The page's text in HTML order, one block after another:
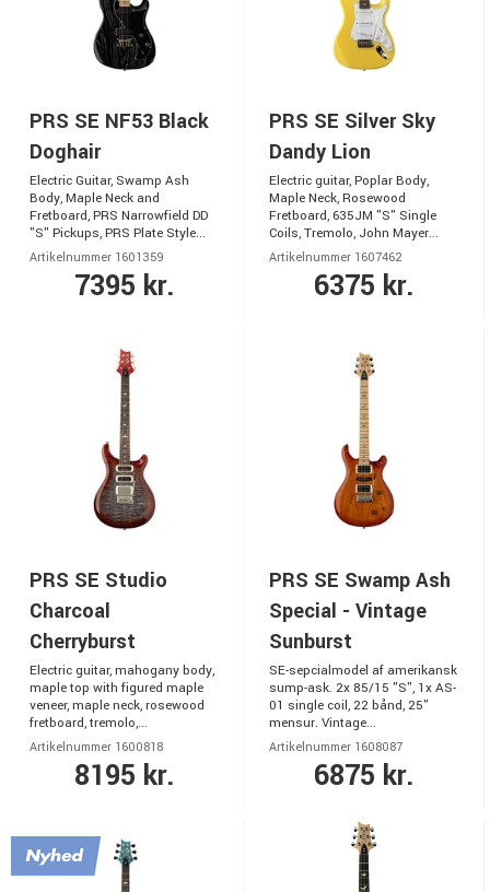
PRS SE NF53 Black
Doghair
Electric Guitar, Swamp Ash
Body, Maple Neck and
Fretboard, PRS Narrowfield DD
"S" Pickups, PRS Plate Style...
Artikelnummer 1601359
7395 kr.
PRS SE Silver Sky
Dandy Lion
Electric guitar, Poplar Body,
Maple Neck, Rosewood
Fretboard, 635JM "S" Single
Coils, Tremolo, John Mayer...
Artikelnummer 1607462
6375 kr.
PRS SE Studio
Charcoal
Cherryburst
Electric guitar, mahogany body,
maple top with figured maple
veneer, maple neck, rosewood
fretboard, tremolo,...
Artikelnummer 1600818
8195 kr.
PRS SE Swamp Ash
Special - Vintage
Sunburst
SE-sepcialmodel af amerikansk
sump-ask. 2x 85/15 "S", 1x AS-
01 single coil, 22 bånd, 25"
mensur. Vintage...
Artikelnummer 1608087
6875 kr.